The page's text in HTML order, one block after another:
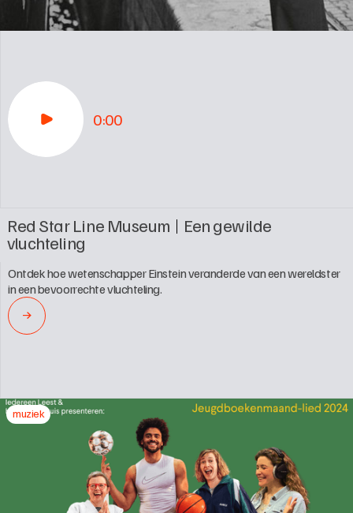
0:00
Red Star Line Museum Een gewilde
vluchteling
Ontdek hoe wetenschapper Einstein veranderde van een wereldster
in een bevoorrechte vluchteling.
→
muziek